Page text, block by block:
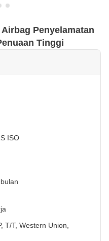
Penyelamatan
Tinggi
ISO
T/T, Western Union,